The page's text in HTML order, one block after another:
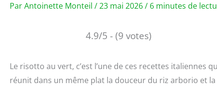
ParAntoinette Monteil /23 mai 2026/ 6 minutes de
4.9/5 - (9 votes)
Le risotto au vert, c’est l’une de ces recettes italiennes
réunit dans un même plat la douceur du riz arborio et